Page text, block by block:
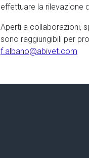
effettuare la rilevazione
Aperti a collaborazioni,
sono raggiungibili per
f.albano@abivet.com